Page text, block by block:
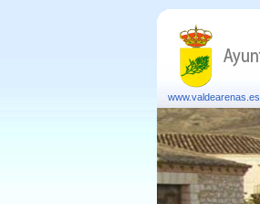
www.valdearenas.es